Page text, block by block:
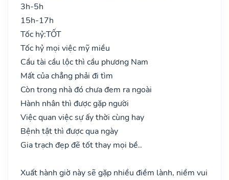
3h-5h
15h-17h
Tốc hỷ:TỐT
Tốc hỷ mọi việc mỹ miều
Cầu tài cầu lộc thì cầu phương Nam
Mất của chẳng phải đi tìm
Còn trong nhà đó chưa đem ra ngoài
Hành nhân thì được gặp người
Việc quan việc sự ấy thời cùng hay
Bệnh tật thì được qua ngày
Gia trạch đẹp đẽ tốt thay mọi bề..
Xuất hành giờ này sẽ gặp nhiều điềm lành, niềm vui